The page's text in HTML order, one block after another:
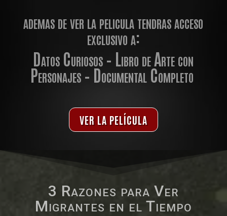
ademas de ver la pelicula tendras acceso
exclusivo a:
Datos Curiosos – Libro de Arte con
Personajes – Documental Completo
VER LA PELÍCULA
3 Razones para Ver
Migrantes en el Tiempo